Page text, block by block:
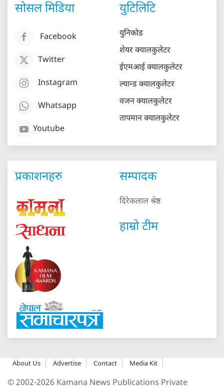
सोसल मिडिया
Facebook
Twitter
Instagram
Whatsapp
Youtube
युटिलिटि
युनिकोड
शेयर क्यालकुलेटर
ईएमआई क्यालकुलेटर
ल्यान्ड क्यालकुलेटर
वजन क्यालकुलेटर
तापमान क्यालकुलेटर
प्रकाशनहरु सम्पादक
दिरेकलाल श्रेष्ठ
हाम्रो टीम
About Us Advertise Contact Media Kit
© 2002-2026 Kamana News Publications Private